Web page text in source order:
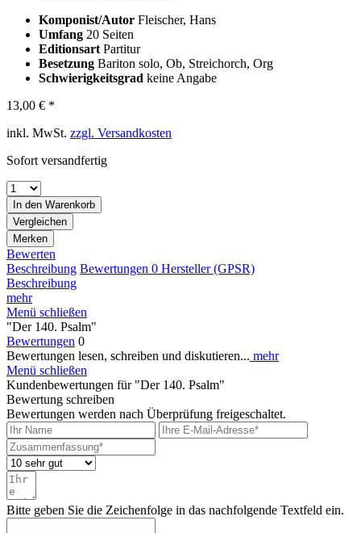
Komponist/Autor Fleischer, Hans
Umfang 20 Seiten
Editionsart Partitur
Besetzung Bariton solo, Ob, Streichorch, Org
Schwierigkeitsgrad keine Angabe
13,00 € *
inkl. MwSt. zzgl. Versandkosten
Sofort versandfertig
In den Warenkorb
Vergleichen
Merken
Bewerten
Beschreibung Bewertungen 0 Hersteller (GPSR)
Beschreibung
mehr
Menü schließen
"Der 140. Psalm"
Bewertungen 0
Bewertungen lesen, schreiben und diskutieren... mehr
Menü schließen
Kundenbewertungen für "Der 140. Psalm"
Bewertung schreiben
Bewertungen werden nach Überprüfung freigeschaltet.
Bitte geben Sie die Zeichenfolge in das nachfolgende Textfeld ein.